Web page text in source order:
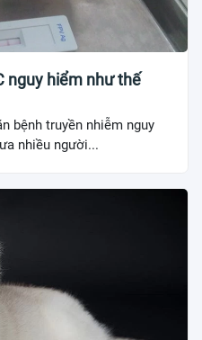
nguy hiểm như thế
bệnh truyền nhiễm nguy
nhiều người...